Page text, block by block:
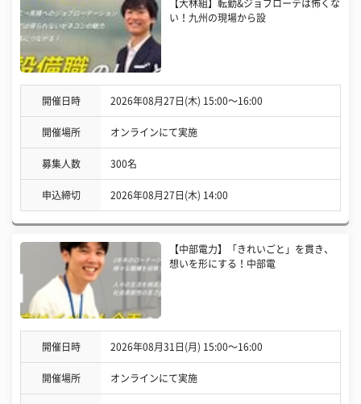
【大林組】転勤&ジョブローテは怖くな
い！九州の現場から設
開催日時 2026年08月27日(木) 15:00〜16:00
開催場所 オンラインにて実施
募集人数 300名
申込締切 2026年08月27日(木) 14:00
【中部電力】「きれいごと」を貫き、
想いを形にする！中部電
開催日時 2026年08月31日(月) 15:00〜16:00
開催場所 オンラインにて実施